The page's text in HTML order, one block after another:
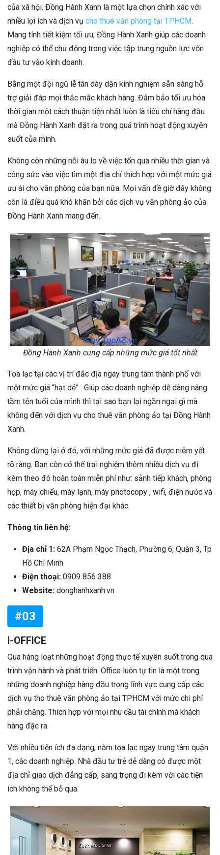
của xã hội. Đồng Hành Xanh là một lựa chọn chính xác với
nhiều lợi ích và dịch vụ cho thuê văn phòng tại TPHCM.
Mang tính tiết kiệm tối ưu, Đồng Hành Xanh giúp các doanh
nghiệp có thể chủ động trong việc tập trung nguồn lực vốn
đầu tư vào kinh doanh.
Bằng một đội ngũ lễ tân dày dặn kinh nghiệm sẵn sàng hỗ
trợ giải đáp mọi thắc mắc khách hàng. Đảm bảo tối ưu hóa
thời gian một cách thuận tiện nhất luôn là tiêu chí hàng đầu
mà Đồng Hành Xanh đặt ra trong quá trình hoạt động xuyên
suốt của mình.
Không còn những nỗi âu lo về việc tốn qua nhiều thời gian và
công sức vào việc tìm một địa chỉ thích hợp với một mức giá
ưu ái cho văn phòng của bạn nữa. Mọi vấn đề giờ đây không
còn là điều quá khó khăn bởi các dịch vụ văn phòng ảo của
Đồng Hành Xanh mang đến.
Đồng Hành Xanh cung cấp những mức giá tốt nhất
Tọa lạc tại các vị trí đắc địa ngay trung tâm thành phố với
một mức giá “hạt dẻ” . Giúp các doanh nghiệp dễ dàng nâng
tầm tên tuổi của mình thì tại sao bạn lại ngần ngại gì mà
không đến với dịch vụ cho thuê văn phòng ảo tại Đồng Hành
Xanh.
Không dừng lại ở đó, với những mức giá đã được niêm yết
rõ ràng. Bạn còn có thể trải nghiệm thêm nhiều dịch vụ đi
kèm theo đó hoàn toàn miễn phí như: sảnh tiếp khách, phòng
họp, máy chiếu, máy lạnh, máy photocopy , wifi, điện nước và
các thiết bị văn phòng hiện đại khác.
Thông tin liên hệ:
Địa chỉ 1: 62A Phạm Ngọc Thạch, Phường 6, Quận 3, Tp
Hồ Chí Minh
Điện thoại: 0909 856 388
Website: donghanhxanh.vn
#03
I-OFFICE
Qua hàng loạt những hoạt động thực tế xuyên suốt trong qua
trình vận hành và phát triển. Office luôn tự tin là một trong
những doanh nghiệp hàng đầu trong lĩnh vực cung cấp các
dịch vụ tho thuê văn phòng ảo tại TPHCM với mức chi phí
phải chăng. Thích hợp với mọi nhu cầu tài chính mà khách
hàng đặc ra.
Với nhiều tiện ích đa dạng, nằm tọa lạc ngay trung tâm quận
1, các doanh nghiệp. Nhà đầu tư trẻ dễ dàng có được một
địa chỉ giao dịch đẳng cấp, sang trọng đi kèm với các tiện
ích không thể bỏ qua.